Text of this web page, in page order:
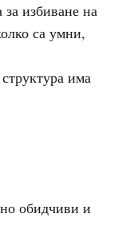
избиване на
са умни,
има
обидчиви и